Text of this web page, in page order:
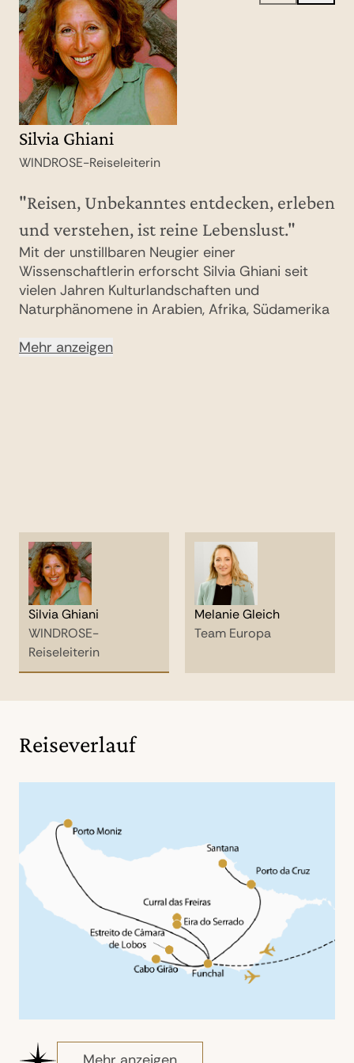
Silvia Ghiani
WINDROSE-Reiseleiterin
"Reisen, Unbekanntes entdecken, erleben
und verstehen, ist reine Lebenslust."
Mit der unstillbaren Neugier einer
Wissenschaftlerin erforscht Silvia Ghiani seit
vielen Jahren Kulturlandschaften und
Naturphänomene in Arabien, Afrika, Südamerika
bedeutet für sie grandiose Natur- und
Mehr anzeigen
Melanie Gleich
Team Europa
Beratung anfragen
+49 30 201 721-44
Silvia Ghiani
WINDROSE-
Reiseleiterin
Melanie Gleich
Team Europa
Reiseverlauf